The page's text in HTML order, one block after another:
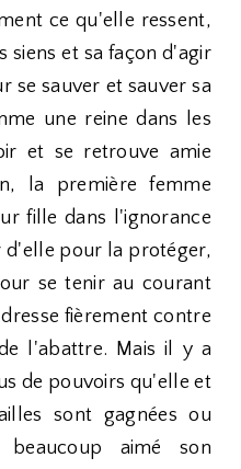
ce qu'elle ressent,
siens et sa façon d'agir
se sauver et sauver sa
une reine dans les
et se retrouve amie
la première femme
fille dans l'ignorance
d'elle pour la protéger,
se tenir au courant
fièrement contre
l'abattre. Mais il y a
de pouvoirs qu'elle et
sont gagnées ou
beaucoup aimé son